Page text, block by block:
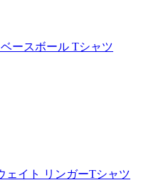
ースボール Tシャツ